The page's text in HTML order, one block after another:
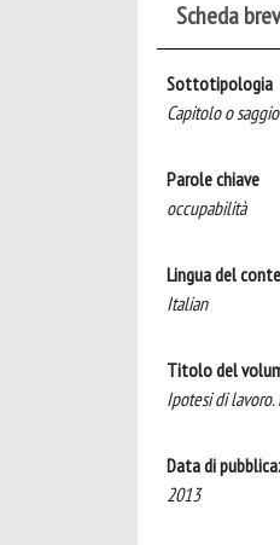
Scheda
Sottotipologia
Capitolo o saggio
Parole chiave
occupabilità
Lingua del
Italian
Titolo del
Ipotesi di
Data di
2013